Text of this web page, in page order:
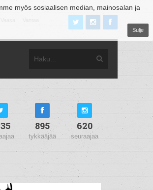
myös sosiaalisen median, mainosalan ja
Sulje
895
tykkääjää
620
seuraajaa